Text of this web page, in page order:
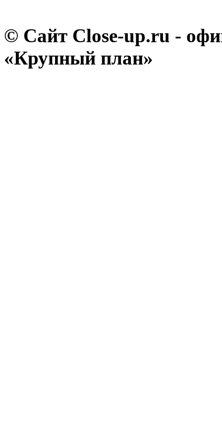
© Сайт Close-up.ru -
«Крупный план»